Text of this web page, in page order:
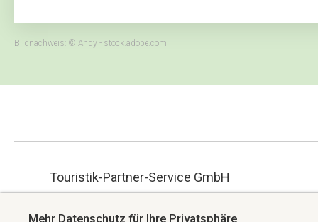
Bildnachweis: © Andy - stock.adobe.com
Touristik-Partner-Service GmbH
Mehr Datenschutz für Ihre Privatsphäre